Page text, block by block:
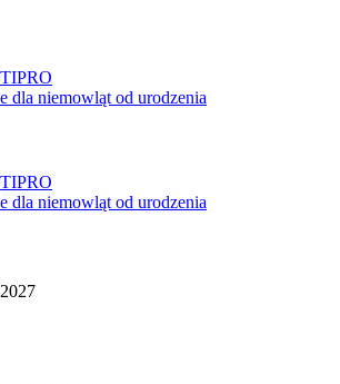
dla niemowląt od urodzenia
dla niemowląt od urodzenia